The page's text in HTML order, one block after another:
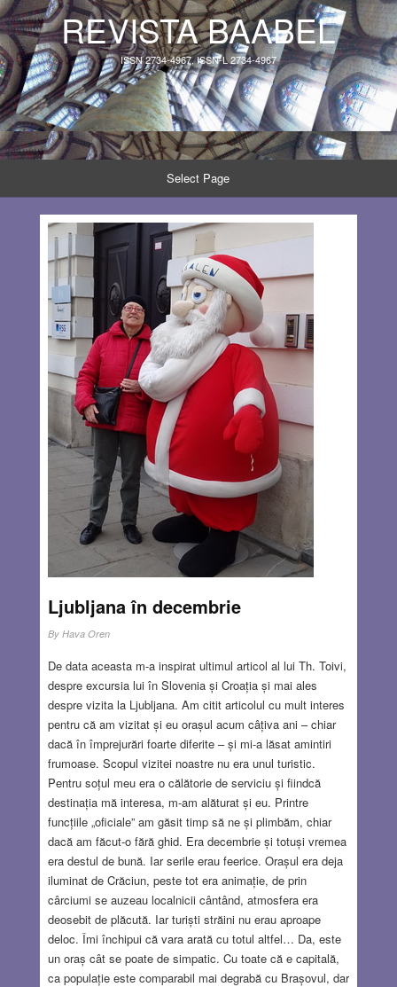
REVISTA BAABEL
ISSN 2734-4967, ISSN-L 2734-4967
Select Page
Ljubljana în decembrie
By Hava Oren
De data aceasta m-a inspirat ultimul articol al lui Th. Toivi,
despre excursia lui în Slovenia și Croația și mai ales
despre vizita la Ljubljana. Am citit articolul cu mult interes
pentru că am vizitat și eu orașul acum câțiva ani – chiar
dacă în împrejurări foarte diferite – și mi-a lăsat amintiri
frumoase. Scopul vizitei noastre nu era unul turistic.
Pentru soțul meu era o călătorie de serviciu și fiindcă
destinația mă interesa, m-am alăturat și eu. Printre
funcțiile „oficiale” am găsit timp să ne și plimbăm, chiar
dacă am făcut-o fără ghid. Era decembrie și totuși vremea
era destul de bună. Iar serile erau feerice. Orașul era deja
iluminat de Crăciun, peste tot era animație, de prin
cârciumi se auzeau localnicii cântând, atmosfera era
deosebit de plăcută. Iar turiști străini nu erau aproape
deloc. Îmi închipui că vara arată cu totul altfel… Da, este
un oraș cât se poate de simpatic. Cu toate că e capitală,
ca populație este comparabil mai degrabă cu Brașovul, dar